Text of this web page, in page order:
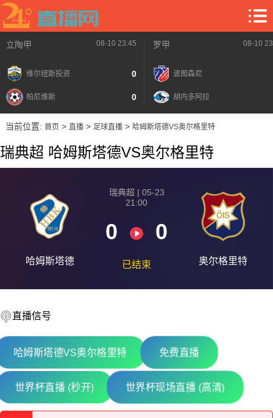
立陶甲 08-10 23:45
维尔纽斯投资 0
帕尼维斯 0
罗甲 08-10
波图森尼
胡内多阿拉
当前位置: 首页> 直播> 足球直播> 哈姆斯塔德VS奥尔格里特
瑞典超 哈姆斯塔德VS奥尔格里特
哈姆斯塔德
瑞典超 | 05-23
21:00
0 0
已结束 奥尔格里特
直播信号
哈姆斯塔德VS奥尔格里特 免费直播
世界杯直播 (秒开) 世界杯现场直播 (高清)
08-10 【立陶甲】 维尔纽斯投资VS帕尼维斯
08-10 【罗甲】 波图森尼VS胡内多阿拉